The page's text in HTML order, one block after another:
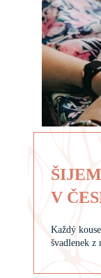
V
Každý
švadlenek z